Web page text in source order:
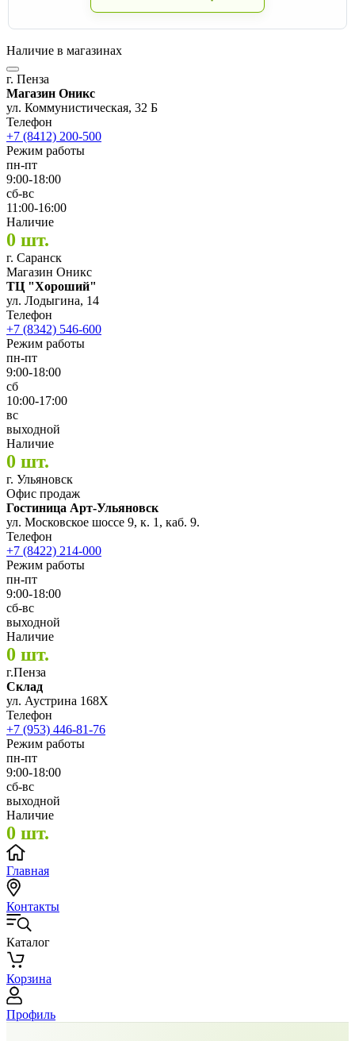
Наличие в магазинах
г. Пенза
Магазин Оникс
ул. Коммунистическая, 32 Б
Телефон
+7 (8412) 200-500
Режим работы
пн-пт
9:00-18:00
сб-вс
11:00-16:00
Наличие
0 шт.
г. Саранск
Магазин Оникс
ТЦ "Хороший"
ул. Лодыгина, 14
Телефон
+7 (8342) 546-600
Режим работы
пн-пт
9:00-18:00
сб
10:00-17:00
вс
выходной
Наличие
0 шт.
г. Ульяновск
Офис продаж
Гостиница Арт-Ульяновск
ул. Московское шоссе 9, к. 1, каб. 9.
Телефон
+7 (8422) 214-000
Режим работы
пн-пт
9:00-18:00
сб-вс
выходной
Наличие
0 шт.
г.Пенза
Склад
ул. Аустрина 168Х
Телефон
+7 (953) 446-81-76
Режим работы
пн-пт
9:00-18:00
сб-вс
выходной
Наличие
0 шт.
Главная
Контакты
Каталог
Корзина
Профиль